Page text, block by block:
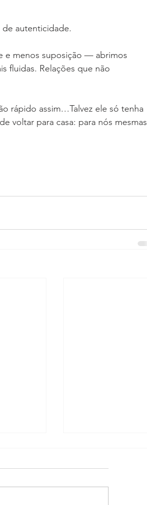
autenticidade.
e menos suposição — abrimos
fluidas. Relações que não
rápido assim…Talvez ele só tenha
voltar para casa: para nós mesmas